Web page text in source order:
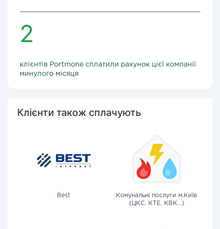
2
клієнтів Portmone сплатили рахунок цієї компанії
минулого місяця
Клієнти також сплачують
Best
Комунальні послуги м.Київ
(ЦКС, КТЕ, КВК...)